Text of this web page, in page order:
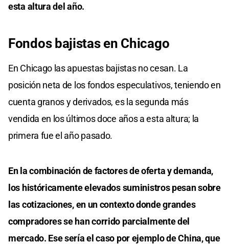
esta altura del año.
Fondos bajistas en Chicago
En Chicago las apuestas bajistas no cesan. La
posición neta de los fondos especulativos, teniendo en
cuenta granos y derivados, es la segunda más
vendida en los últimos doce años a esta altura; la
primera fue el año pasado.
En la combinación de factores de oferta y demanda,
los históricamente elevados suministros pesan sobre
las cotizaciones, en un contexto donde grandes
compradores se han corrido parcialmente del
mercado. Ese sería el caso por ejemplo de China, que